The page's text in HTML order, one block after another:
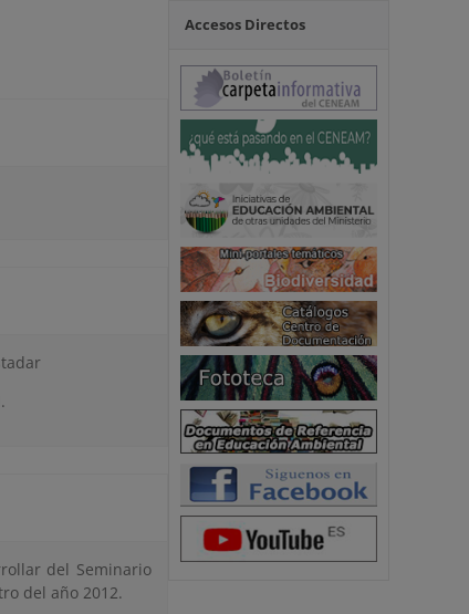
del Seminario
del año 2012.
Accesos Directos